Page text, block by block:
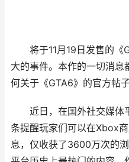
将于11月19日发售的《
大的事件。本作的一切消
何关于《GTA6》的官方帖
近日，在国外社交媒体
条提醒玩家们可以在Xbox
息，仅收获了3600万次的